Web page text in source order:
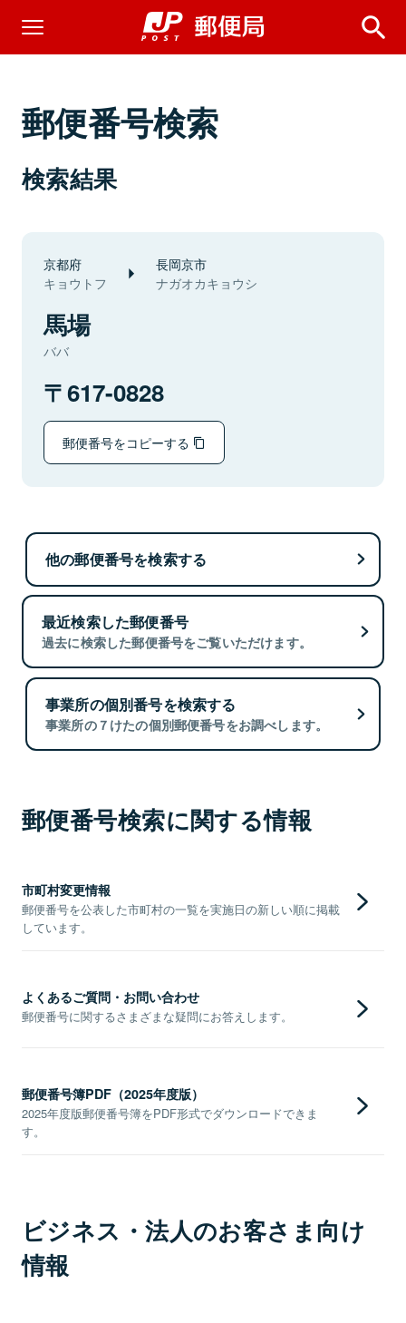
郵便番号検索
検索結果
京都府
キョウトフ
長岡京市
ナガオカキョウシ
馬場
ババ
617-0828
郵便番号をコピーする
他の郵便番号を検索する
最近検索した郵便番号
過去に検索した郵便番号をご覧いただけます。
事業所の個別番号を検索する
事業所の７けたの個別郵便番号をお調べします。
郵便番号検索に関する情報
市町村変更情報
郵便番号を公表した市町村の一覧を実施日の新しい順に掲載
しています。
よくあるご質問・お問い合わせ
郵便番号に関するさまざまな疑問にお答えします。
郵便番号簿PDF（2025年度版）
2025年度版郵便番号簿をPDF形式でダウンロードできま
す。
ビジネス・法人のお客さま向け
情報